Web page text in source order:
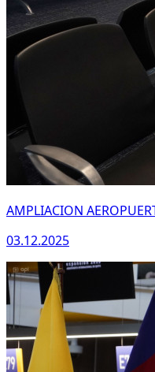
AMPLIACION
03.12.2025